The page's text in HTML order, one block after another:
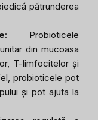
pătrunderea
: Probioticele
din mucoasa
T-limfocitelor și
probioticele pot
și pot ajuta la
regulată a